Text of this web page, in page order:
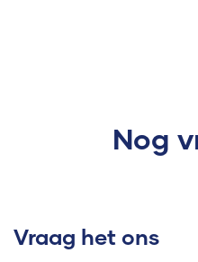
Nog
Vraag het ons